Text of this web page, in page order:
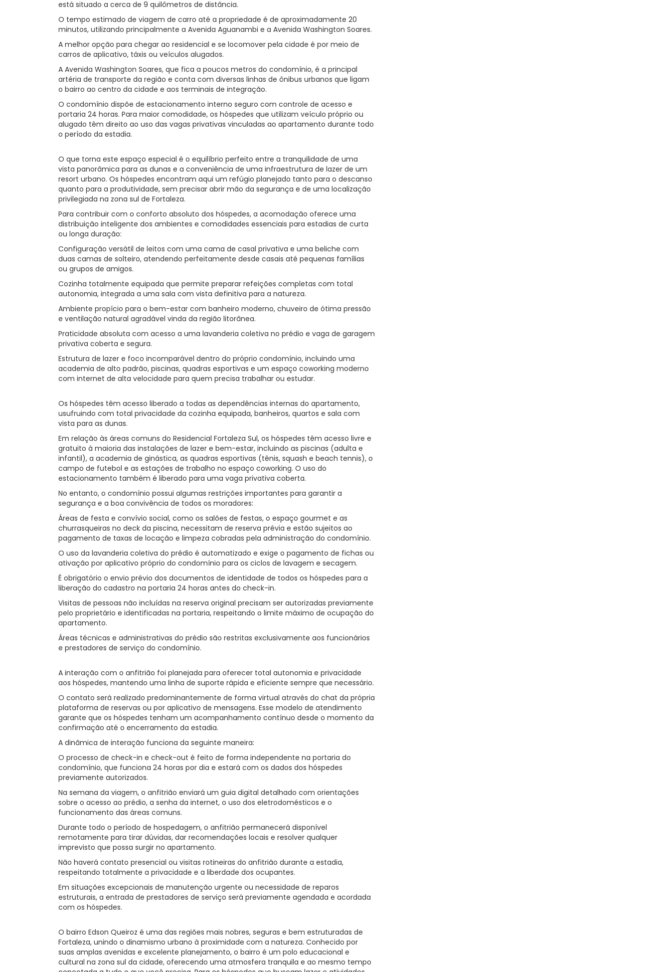
está situado a cerca de 9 quilômetros de distância.
O tempo estimado de viagem de carro até a propriedade é de aproximadamente 20
minutos, utilizando principalmente a Avenida Aguanambi e a Avenida Washington Soares.
A melhor opção para chegar ao residencial e se locomover pela cidade é por meio de
carros de aplicativo, táxis ou veículos alugados.
A Avenida Washington Soares, que fica a poucos metros do condomínio, é a principal
artéria de transporte da região e conta com diversas linhas de ônibus urbanos que ligam
o bairro ao centro da cidade e aos terminais de integração.
O condomínio dispõe de estacionamento interno seguro com controle de acesso e
portaria 24 horas. Para maior comodidade, os hóspedes que utilizam veículo próprio ou
alugado têm direito ao uso das vagas privativas vinculadas ao apartamento durante todo
o período da estadia.
O que torna este espaço especial é o equilíbrio perfeito entre a tranquilidade de uma
vista panorâmica para as dunas e a conveniência de uma infraestrutura de lazer de um
resort urbano. Os hóspedes encontram aqui um refúgio planejado tanto para o descanso
quanto para a produtividade, sem precisar abrir mão da segurança e de uma localização
privilegiada na zona sul de Fortaleza.
Para contribuir com o conforto absoluto dos hóspedes, a acomodação oferece uma
distribuição inteligente dos ambientes e comodidades essenciais para estadias de curta
ou longa duração:
Configuração versátil de leitos com uma cama de casal privativa e uma beliche com
duas camas de solteiro, atendendo perfeitamente desde casais até pequenas famílias
ou grupos de amigos.
Cozinha totalmente equipada que permite preparar refeições completas com total
autonomia, integrada a uma sala com vista definitiva para a natureza.
Ambiente propício para o bem-estar com banheiro moderno, chuveiro de ótima pressão
e ventilação natural agradável vinda da região litorânea.
Praticidade absoluta com acesso a uma lavanderia coletiva no prédio e vaga de garagem
privativa coberta e segura.
Estrutura de lazer e foco incomparável dentro do próprio condomínio, incluindo uma
academia de alto padrão, piscinas, quadras esportivas e um espaço coworking moderno
com internet de alta velocidade para quem precisa trabalhar ou estudar.
Os hóspedes têm acesso liberado a todas as dependências internas do apartamento,
usufruindo com total privacidade da cozinha equipada, banheiros, quartos e sala com
vista para as dunas.
Em relação às áreas comuns do Residencial Fortaleza Sul, os hóspedes têm acesso livre e
gratuito à maioria das instalações de lazer e bem-estar, incluindo as piscinas (adulta e
infantil), a academia de ginástica, as quadras esportivas (tênis, squash e beach tennis), o
campo de futebol e as estações de trabalho no espaço coworking. O uso do
estacionamento também é liberado para uma vaga privativa coberta.
No entanto, o condomínio possui algumas restrições importantes para garantir a
segurança e a boa convivência de todos os moradores:
Áreas de festa e convívio social, como os salões de festas, o espaço gourmet e as
churrasqueiras no deck da piscina, necessitam de reserva prévia e estão sujeitos ao
pagamento de taxas de locação e limpeza cobradas pela administração do condomínio.
O uso da lavanderia coletiva do prédio é automatizado e exige o pagamento de fichas ou
ativação por aplicativo próprio do condomínio para os ciclos de lavagem e secagem.
É obrigatório o envio prévio dos documentos de identidade de todos os hóspedes para a
liberação do cadastro na portaria 24 horas antes do check-in.
Visitas de pessoas não incluídas na reserva original precisam ser autorizadas previamente
pelo proprietário e identificadas na portaria, respeitando o limite máximo de ocupação do
apartamento.
Áreas técnicas e administrativas do prédio são restritas exclusivamente aos funcionários
e prestadores de serviço do condomínio.
A interação com o anfitrião foi planejada para oferecer total autonomia e privacidade
aos hóspedes, mantendo uma linha de suporte rápida e eficiente sempre que necessário.
O contato será realizado predominantemente de forma virtual através do chat da própria
plataforma de reservas ou por aplicativo de mensagens. Esse modelo de atendimento
garante que os hóspedes tenham um acompanhamento contínuo desde o momento da
confirmação até o encerramento da estadia.
A dinâmica de interação funciona da seguinte maneira:
O processo de check-in e check-out é feito de forma independente na portaria do
condomínio, que funciona 24 horas por dia e estará com os dados dos hóspedes
previamente autorizados.
Na semana da viagem, o anfitrião enviará um guia digital detalhado com orientações
sobre o acesso ao prédio, a senha da internet, o uso dos eletrodomésticos e o
funcionamento das áreas comuns.
Durante todo o período de hospedagem, o anfitrião permanecerá disponível
remotamente para tirar dúvidas, dar recomendações locais e resolver qualquer
imprevisto que possa surgir no apartamento.
Não haverá contato presencial ou visitas rotineiras do anfitrião durante a estadia,
respeitando totalmente a privacidade e a liberdade dos ocupantes.
Em situações excepcionais de manutenção urgente ou necessidade de reparos
estruturais, a entrada de prestadores de serviço será previamente agendada e acordada
com os hóspedes.
O bairro Edson Queiroz é uma das regiões mais nobres, seguras e bem estruturadas de
Fortaleza, unindo o dinamismo urbano à proximidade com a natureza. Conhecido por
suas amplas avenidas e excelente planejamento, o bairro é um polo educacional e
cultural na zona sul da cidade, oferecendo uma atmosfera tranquila e ao mesmo tempo